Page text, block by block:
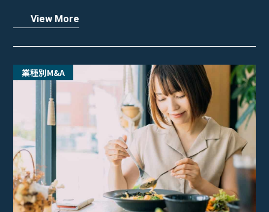
View More
業種別M&A